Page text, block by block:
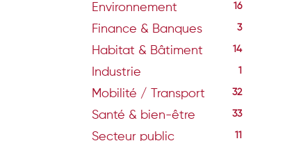
Environnement 16
Finance & Banques 3
Habitat & Bâtiment 14
Industrie 1
Mobilité / Transport 32
Santé & bien-être 33
Secteur public 11